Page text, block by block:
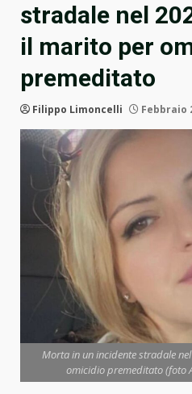
stradale nel
il marito per
premeditato
Filippo Limoncelli Febbraio
Morta in un incidente stradale
omicidio premeditato (foto